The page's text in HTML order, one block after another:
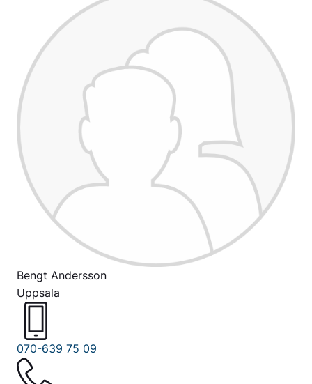
Bengt Andersson
Uppsala
070-639 75 09